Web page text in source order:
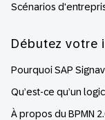
Scénarios
Débutez votre
Pourquoi SAP
Qu’est-ce qu’un
À propos du BPMN